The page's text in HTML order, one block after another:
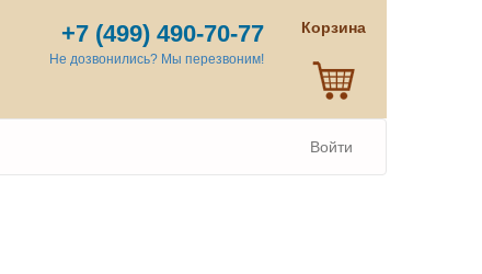
+7 (499) 490-70-77
Не дозвонились? Мы перезвоним!
Корзина
Войти